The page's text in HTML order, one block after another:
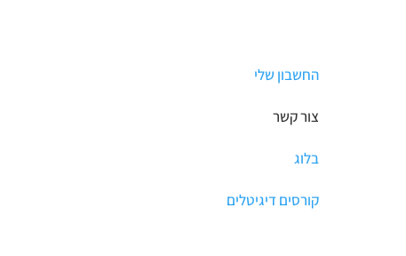
החשבון שלי
צור קשר
בלוג
קורסים דיגיטלים